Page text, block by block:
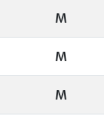
M
M
M